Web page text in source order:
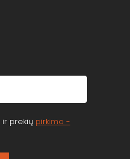
ir prekių pirkimo -